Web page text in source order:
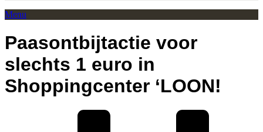
Menu
Paasontbijtactie voor
slechts 1 euro in
Shoppingcenter ‘LOON!